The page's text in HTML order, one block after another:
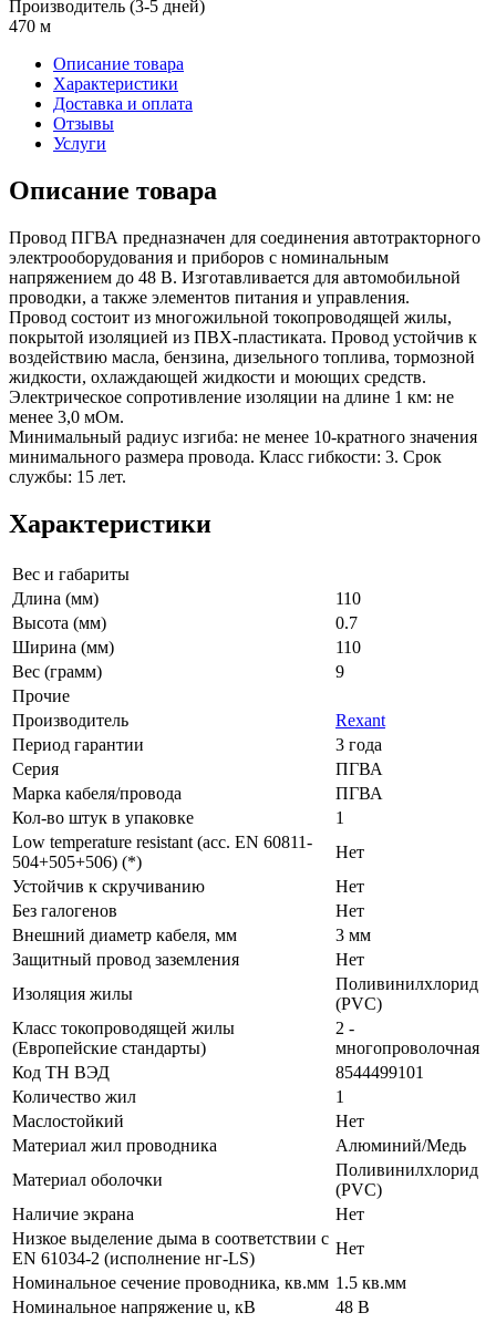
Производитель (3-5 дней)
470 м
Описание товара
Характеристики
Доставка и оплата
Отзывы
Услуги
Описание товара
Провод ПГВА предназначен для соединения автотракторного
электрооборудования и приборов с номинальным
напряжением до 48 В. Изготавливается для автомобильной
проводки, а также элементов питания и управления.
Провод состоит из многожильной токопроводящей жилы,
покрытой изоляцией из ПВХ-пластиката. Провод устойчив к
воздействию масла, бензина, дизельного топлива, тормозной
жидкости, охлаждающей жидкости и моющих средств.
Электрическое сопротивление изоляции на длине 1 км: не
менее 3,0 мОм.
Минимальный радиус изгиба: не менее 10-кратного значения
минимального размера провода. Класс гибкости: 3. Срок
службы: 15 лет.
Характеристики
Вес и габариты
Длина (мм)
110
Высота (мм)
0.7
Ширина (мм)
110
Вес (грамм)
9
Прочие
Производитель
Rexant
Период гарантии
3 года
Серия
ПГВА
Марка кабеля/провода
ПГВА
Кол-во штук в упаковке
1
Low temperature resistant (acc. EN 60811-
504+505+506) (*)
Нет
Устойчив к скручиванию
Нет
Без галогенов
Нет
Внешний диаметр кабеля, мм
3 мм
Защитный провод заземления
Нет
Изоляция жилы
Поливинилхлорид
(PVC)
Класс токопроводящей жилы
(Европейские стандарты)
2 -
многопроволочная
Код ТН ВЭД
8544499101
Количество жил
1
Маслостойкий
Нет
Материал жил проводника
Алюминий/Медь
Материал оболочки
Поливинилхлорид
(PVC)
Наличие экрана
Нет
Низкое выделение дыма в соответствии с
EN 61034-2 (исполнение нг-LS)
Нет
Номинальное сечение проводника, кв.мм 1.5 кв.мм
Номинальное напряжение u, кВ
48 В